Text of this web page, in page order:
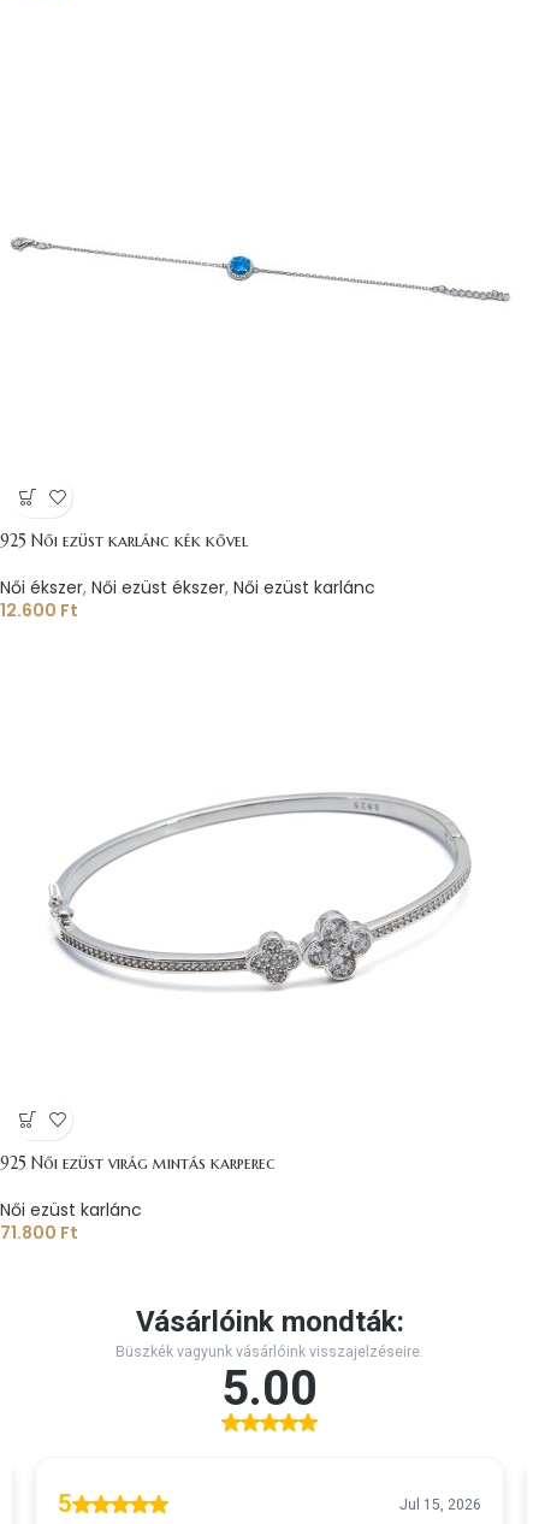
925 Női ezüst karlánc kék kővel
Női ékszer, Női ezüst ékszer, Női ezüst karlánc
12.600 Ft
925 Női ezüst virág mintás karperec
Női ezüst karlánc
71.800 Ft